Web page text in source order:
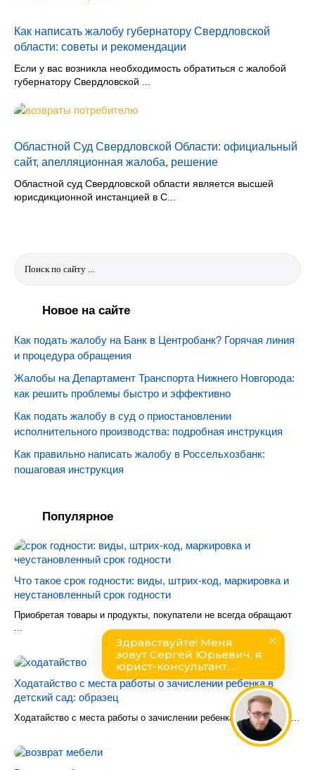
Как написать жалобу губернатору Свердловской
области: советы и рекомендации
Если у вас возникла необходимость обратиться с жалобой
губернатору Свердловской ...
Областной Суд Свердловской Области: официальный
сайт, апелляционная жалоба, решение
Областной суд Свердловской области является высшей
юрисдикционной инстанцией в С...
Новое на сайте
Как подать жалобу на Банк в Центробанк? Горячая линия
и процедура обращения
Жалобы на Департамент Транспорта Нижнего Новгорода:
как решить проблемы быстро и эффективно
Как подать жалобу в суд о приостановлении
исполнительного производства: подробная инструкция
Как правильно написать жалобу в Россельхозбанк:
пошаговая инструкция
Популярное
Что такое срок годности: виды, штрих-код, маркировка и
неустановленный срок годности
Приобретая товары и продукты, покупатели не всегда обращают
...
Ходатайство с места работы о зачислении ребенка в
детский сад: образец
Ходатайство с места работы о зачислении ребенка в детский са...